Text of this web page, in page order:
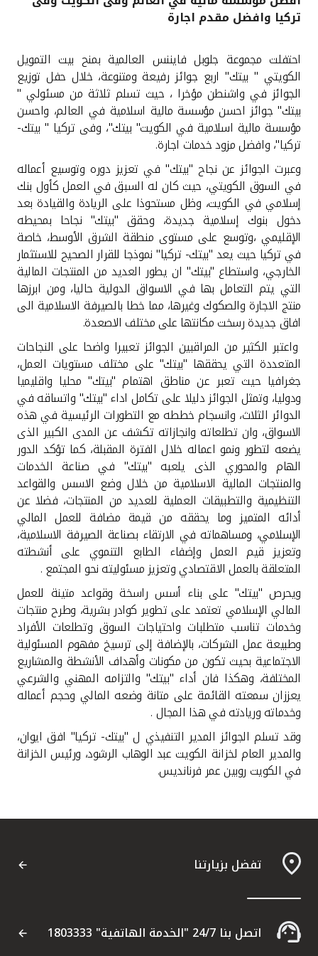
القنوات المصرفية
أدوات وخدمات
خدمات ما بعد البيع
اتصل بنا
مواقع الفروع وأجهزة الصرف الآلي
ألمانيا
ماليزيا
تركيا
مصر
المملكة المتحدة
مملكة البحرين
تركيا وافضل مقدم اجارة
احتفلت مجموعة جلوبل فايننس العالمية بمنح بيت التمويل
الكويتي " بيتك" اربع جوائز رفيعة ومتنوعة، خلال حفل توزيع
الجوائز في واشنطن مؤخرا ، حيث تسلم ثلاثة من مسئولي "
بيتك" جوائز احسن مؤسسة مالية اسلامية في العالم، واحسن
مؤسسة مالية اسلامية في الكويت" بيتك"، وفى تركيا " بيتك-
تركيا"، وافضل مزود خدمات اجارة.
وعبرت الجوائز عن نجاح "بيتك" في تعزيز دوره وتوسيع أعماله
في السوق الكويتي، حيث كان له السبق في العمل كأول بنك
إسلامي في الكويت، وظل مستحوذا على الريادة والقيادة بعد
دخول بنوك إسلامية جديدة، وحقق "بيتك" نجاحا بمحيطه
الإقليمي ،وتوسع على مستوى منطقة الشرق الأوسط، خاصة
في تركيا حيث يعد "بيتك- تركيا" نموذجا للقرار الصحيح للاستثمار
الخارجي، واستطاع "بيتك" ان يطور العديد من المنتجات المالية
التي يتم التعامل بها في الاسواق الدولية حاليا، ومن ابرزها
منتج الاجارة والصكوك وغيرها، مما خطا بالصيرفة الاسلامية الى
افاق جديدة رسخت مكانتها على مختلف الاصعدة.
واعتبر الكثير من المراقبين الجوائز تعبيرا واضحا على النجاحات
المتعددة التي يحققها "بيتك" على مختلف مستويات العمل،
جغرافيا حيث تعبر عن مناطق اهتمام "بيتك" محليا واقليميا
ودوليا، وتمثل الجوائز دليلا على تكامل اداء "بيتك" واتساقه في
الدوائر الثلاث، وانسجام خططه مع التطورات الرئيسية في هذه
الاسواق، وان تطلعاته وانجازاته تكشف عن المدى الكبير الذى
يضعه لتطور ونمو اعماله خلال الفترة المقبلة، كما تؤكد الدور
الهام والمحوري الذى يلعبه "بيتك" في صناعة الخدمات
والمنتجات المالية الاسلامية من خلال وضع الاسس والقواعد
التنظيمية والتطبيقات العملية للعديد من المنتجات، فضلا عن
أدائه المتميز وما يحققه من قيمة مضافة للعمل المالي
الإسلامي، ومساهماته في الارتقاء بصناعة الصيرفة الاسلامية،
وتعزيز قيم العمل وإضفاء الطابع التنموي على أنشطته
المتعلقة بالعمل الاقتصادي وتعزيز مسئوليته نحو المجتمع .
ويحرص "بيتك" على بناء أسس راسخة وقواعد متينة للعمل
المالي الإسلامي تعتمد على تطوير كوادر بشرية، وطرح منتجات
وخدمات تناسب متطلبات واحتياجات السوق وتطلعات الأفراد
وطبيعة عمل الشركات، بالإضافة إلى ترسيخ مفهوم المسئولية
الاجتماعية بحيث تكون من مكونات وأهداف الأنشطة والمشاريع
المختلفة، وهكذا فان أداء "بيتك" والتزامه المهني والشرعي
يعززان سمعته القائمة على متانة وضعه المالي وحجم أعماله
وخدماته وريادته في هذا المجال .
وقد تسلم الجوائز المدير التنفيذي ل "بيتك- تركيا" افق ايوان،
والمدير العام لخزانة الكويت عبد الوهاب الرشود، ورئيس الخزانة
في الكويت روبين عمر فرنانديس.
تفضل بزيارتنا
اتصل بنا 24/7 "الخدمة الهاتفية" 1803333